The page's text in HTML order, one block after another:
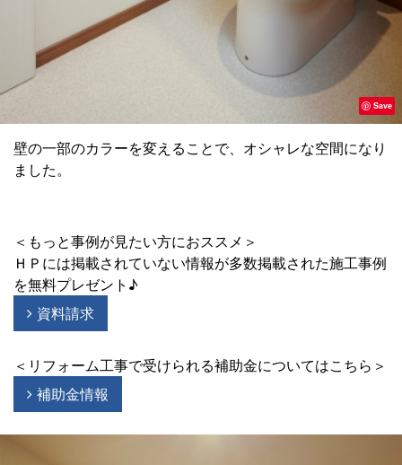
Save
壁の一部のカラーを変えることで、オシャレな空間になり
ました。
＜もっと事例が見たい方におススメ＞
ＨＰには掲載されていない情報が多数掲載された施工事例
を無料プレゼント♪
資料請求
＜リフォーム工事で受けられる補助金についてはこちら＞
補助金情報